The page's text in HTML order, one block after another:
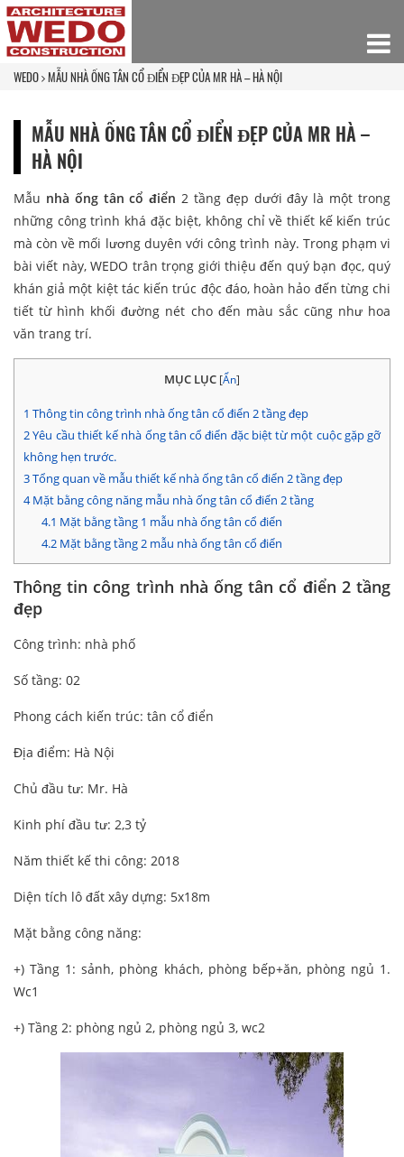
WEDO MẪU NHÀ ỐNG TÂN CỔ ĐIỂN ĐẸP CỦA MR HÀ – HÀ NỘI
MẪU NHÀ ỐNG TÂN CỔ ĐIỂN ĐẸP CỦA MR HÀ –
HÀ NỘI
Mẫu nhà ống tân cổ điển 2 tầng đẹp dưới đây là một trong
những công trình khá đặc biệt, không chỉ về thiết kế kiến trúc
mà còn về mối lương duyên với công trình này. Trong phạm vi
bài viết này, WEDO trân trọng giới thiệu đến quý bạn đọc, quý
khán giả một kiệt tác kiến trúc độc đáo, hoàn hảo đến từng chi
tiết từ hình khối đường nét cho đến màu sắc cũng như hoa
văn trang trí.
MỤC LỤC [Ẩn]
1 Thông tin công trình nhà ống tân cổ điển 2 tầng đẹp
2Yêu cầu thiết kế nhà ống tân cổ điển đặc biệt từ một cuộc gặp gỡ
không hẹn trước.
3Tổng quan về mẫu thiết kế nhà ống tân cổ điển 2 tầng đẹp
4Mặt bằng công năng mẫu nhà ống tân cổ điển 2 tầng
4.1 Mặt bằng tầng 1 mẫu nhà ống tân cổ điển
4.2Mặt bằng tầng 2 mẫu nhà ống tân cổ điển
Thông tin công trình nhà ống tân cổ điển 2 tầng
đẹp
Công trình: nhà phố
Số tầng: 02
Phong cách kiến trúc: tân cổ điển
Địa điểm: Hà Nội
Chủ đầu tư: Mr. Hà
Kinh phí đầu tư: 2,3 tỷ
Năm thiết kế thi công: 2018
Diện tích lô đất xây dựng: 5x18m
Mặt bằng công năng:
+) Tầng 1: sảnh, phòng khách, phòng bếp+ăn, phòng ngủ 1.
Wc1
+) Tầng 2: phòng ngủ 2, phòng ngủ 3, wc2